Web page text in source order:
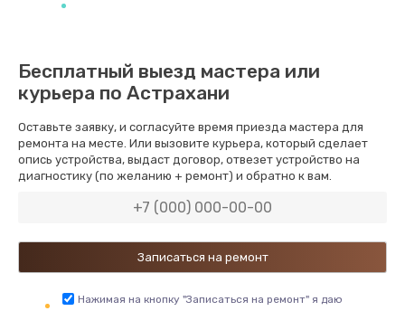
Ремонт ТЭНа
2500 руб.
Заказать
Ремонт блока помола
Заказать
Замена трубок гидравлики
Бесплатный выезд мастера или
курьера по Астрахани
Оставьте заявку, и согласуйте время приезда мастера для
ремонта на месте. Или вызовите курьера, который сделает
опись устройства, выдаст договор, отвезет устройство на
диагностику (по желанию + ремонт) и обратно к вам.
Нажимая на кнопку "Записаться на ремонт" я даю